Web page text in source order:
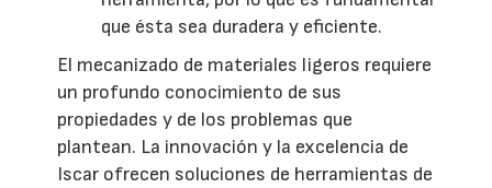
que ésta sea duradera y eficiente.
El mecanizado de materiales ligeros requiere
un profundo conocimiento de sus
propiedades y de los problemas que
plantean. La innovación y la excelencia de
Iscar ofrecen soluciones de herramientas de